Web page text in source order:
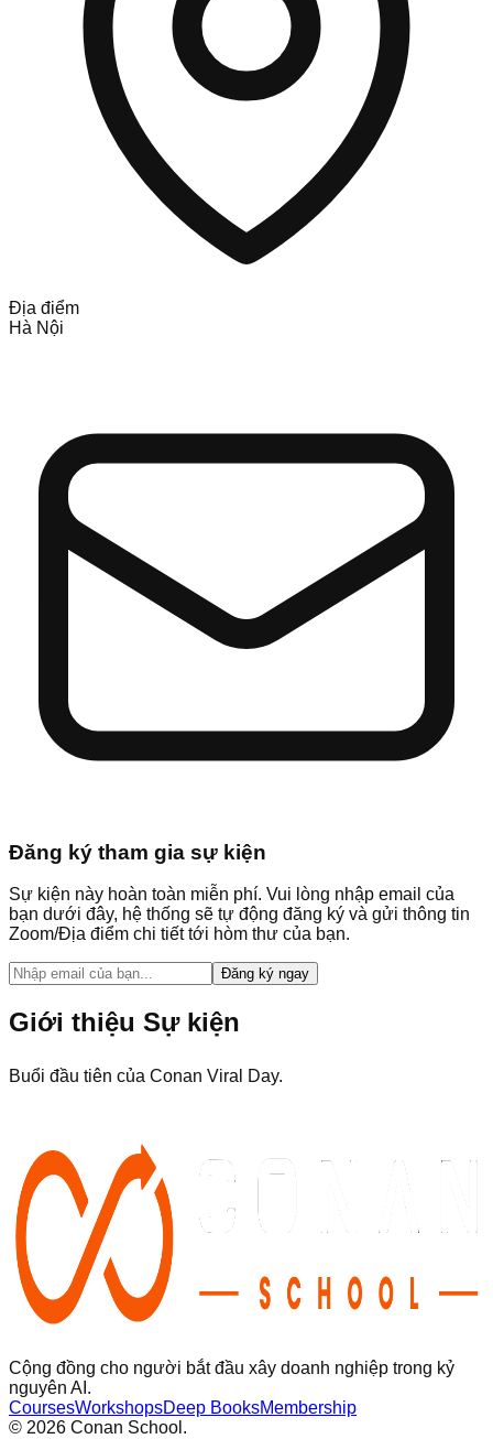
Địa điểm
Hà Nội
Đăng ký tham gia sự kiện
Sự kiện này hoàn toàn miễn phí. Vui lòng nhập email của
bạn dưới đây, hệ thống sẽ tự động đăng ký và gửi thông tin
Zoom/Địa điểm chi tiết tới hòm thư của bạn.
Đăng ký ngay
Giới thiệu Sự kiện
Buổi đầu tiên của Conan Viral Day.
Cộng đồng cho người bắt đầu xây doanh nghiệp trong kỷ
nguyên AI.
CoursesWorkshopsDeep BooksMembership
© 2026 Conan School.